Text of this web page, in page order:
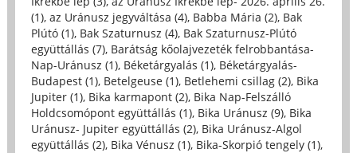
(1), az Uránusz jegyváltása (4), Babba Mária (2), Bak
Plútó (1), Bak Szaturnusz (4), Bak Szaturnusz-Plútó
együttállás (7), Barátság kőolajvezeték felrobbantása-
Nap-Uránusz (1), Béketárgyalás (1), Béketárgyalás-
Budapest (1), Betelgeuse (1), Betlehemi csillag (2), Bika
Jupiter (1), Bika karmapont (2), Bika Nap-Felszálló
Holdcsomópont együttállás (1), Bika Uránusz (9), Bika
Uránusz- Jupiter együttállás (2), Bika Uránusz-Algol
együttállás (2), Bika Vénusz (1), Bika-Skorpió tengely (1),